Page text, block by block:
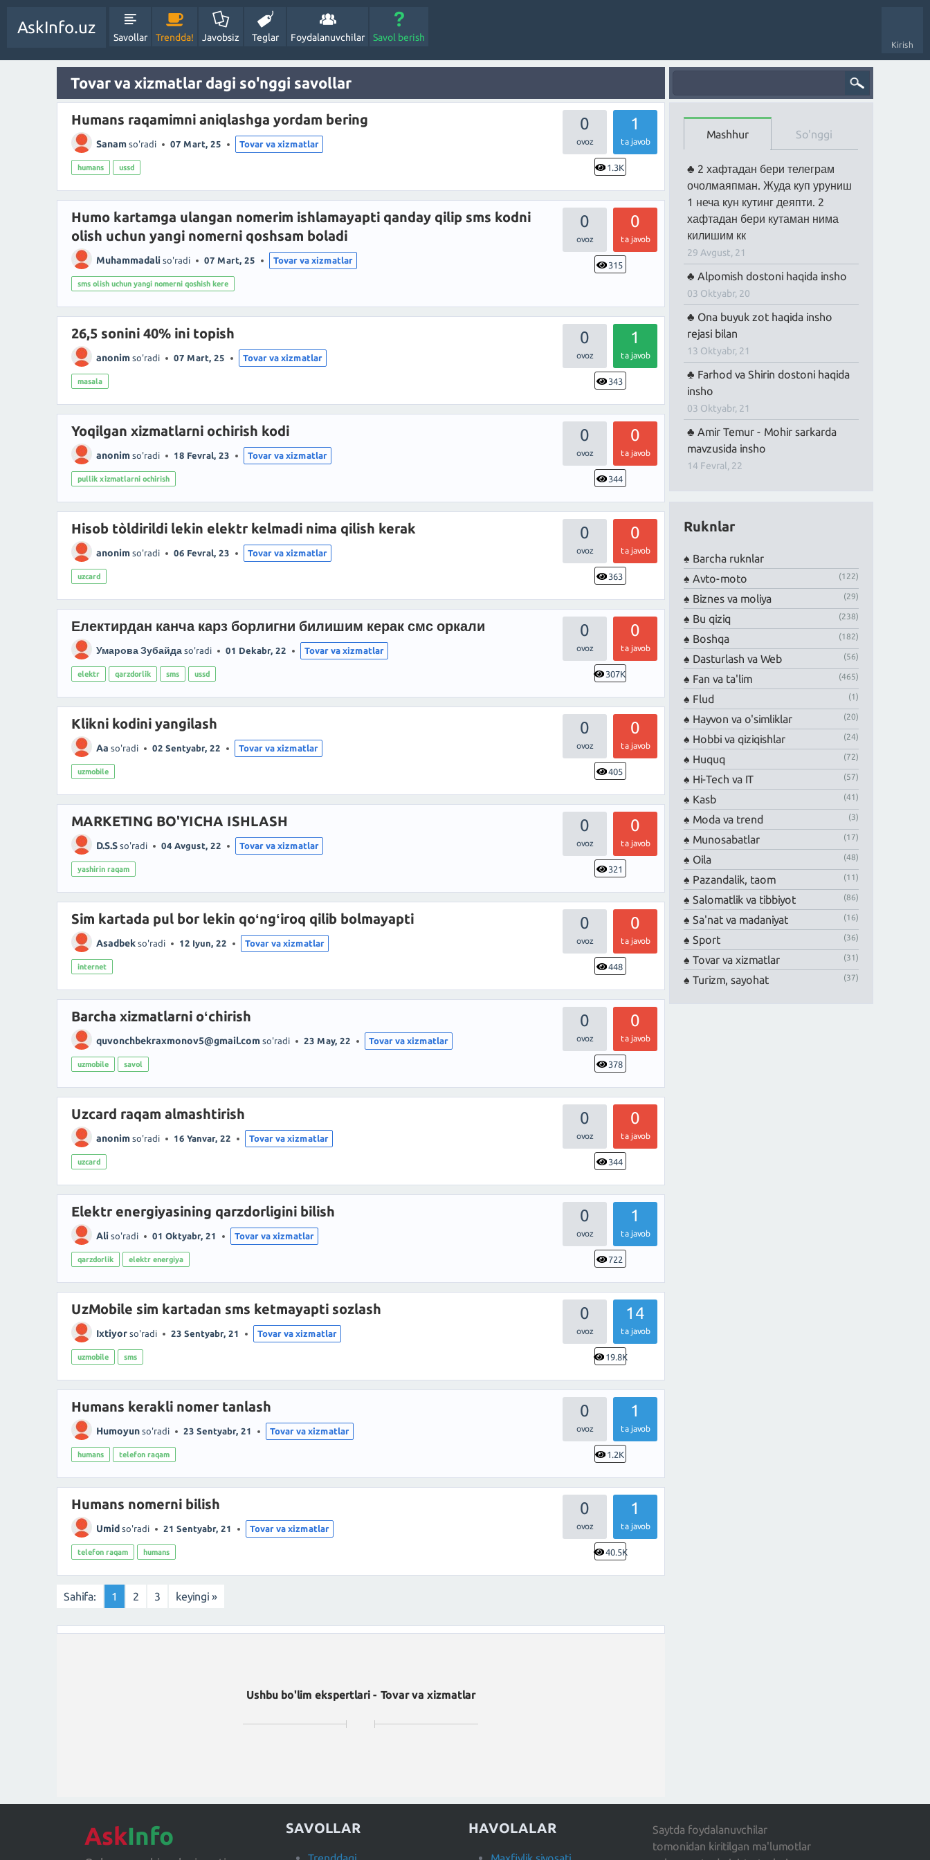
Kirish
AskInfo.uz
Savollar Trendda! Javobsiz Teglar Foydalanuvchilar Savol berish
Tovar va xizmatlar dagi so'nggi savollar
0 1
ta javob
1.3K
Humans raqamimni aniqlashga yordam bering
Sanam so'radi 07 Mart, 25 Tovar va xizmatlar
humans ussd
0 0
ta javob
315
Humo kartamga ulangan nomerim ishlamayapti qanday qilip sms kodni
olish uchun yangi nomerni qoshsam boladi
Muhammadali so'radi 07 Mart, 25 Tovar va xizmatlar
sms olish uchun yangi nomerni qoshish kere
0 1
ta javob
343
26,5 sonini 40% ini topish
anonim so'radi 07 Mart, 25 Tovar va xizmatlar
masala
0 0
ta javob
344
Yoqilgan xizmatlarni ochirish kodi
anonim so'radi 18 Fevral, 23 Tovar va xizmatlar
pullik xizmatlarni ochirish
0 0
ta javob
363
Hisob tòldirildi lekin elektr kelmadi nima qilish kerak
anonim so'radi 06 Fevral, 23 Tovar va xizmatlar
uzcard
0 0
ta javob
307K
Електирдан канча карз борлигни билишим керак смс оркали
Умарова Зубайда so'radi 01 Dekabr, 22 Tovar va xizmatlar
elektr qarzdorlik sms ussd
0 0
ta javob
405
Klikni kodini yangilash
Aa so'radi 02 Sentyabr, 22 Tovar va xizmatlar
uzmobile
0 0
ta javob
321
MARKETING BO'YICHA ISHLASH
D.S.S so'radi 04 Avgust, 22 Tovar va xizmatlar
yashirin raqam
0 0
ta javob
448
Sim kartada pul bor lekin qoʻngʻiroq qilib bolmayapti
Asadbek so'radi 12 Iyun, 22 Tovar va xizmatlar
internet
0 0
ta javob
378
Barcha xizmatlarni oʻchirish
quvonchbekraxmonov5@gmail.com so'radi 23 May, 22 Tovar va xizmatlar
uzmobile savol
0 0
ta javob
344
Uzcard raqam almashtirish
anonim so'radi 16 Yanvar, 22 Tovar va xizmatlar
uzcard
0 1
ta javob
722
Elektr energiyasining qarzdorligini bilish
Ali so'radi 01 Oktyabr, 21 Tovar va xizmatlar
qarzdorlik elektr energiya
0 14
ta javob
19.8K
UzMobile sim kartadan sms ketmayapti sozlash
Ixtiyor so'radi 23 Sentyabr, 21 Tovar va xizmatlar
uzmobile sms
0 1
ta javob
1.2K
Humans kerakli nomer tanlash
Humoyun so'radi 23 Sentyabr, 21 Tovar va xizmatlar
humans telefon raqam
0 1
ta javob
40.5K
Humans nomerni bilish
Umid so'radi 21 Sentyabr, 21 Tovar va xizmatlar
telefon raqam humans
Sahifa: 1 2 3 keyingi »
Ushbu bo'lim ekspertlari - Tovar va xizmatlar
Mashhur So'nggi
2 хафтадан бери телеграм
очолмаяпман. Жуда куп уруниш
1 неча кун кутинг деяпти. 2
хафтадан бери кутаман нима
килишим кк
29 Avgust, 21
Alpomish dostoni haqida insho
03 Oktyabr, 20
Ona buyuk zot haqida insho
rejasi bilan
13 Oktyabr, 21
Farhod va Shirin dostoni haqida
insho
03 Oktyabr, 21
Amir Temur - Mohir sarkarda
mavzusida insho
14 Fevral, 22
Ruknlar
Barcha ruknlar
Avto-moto
(122)
Biznes va moliya (29)
Bu qiziq (238)
Boshqa (182)
Dasturlash va Web (56)
Fan va ta'lim (465)
Flud (1)
Hayvon va o'simliklar (20)
Hobbi va qiziqishlar (24)
Huquq (72)
Hi-Tech va IT (57)
Kasb (41)
Moda va trend (3)
Munosabatlar (17)
Oila (48)
Pazandalik, taom (11)
Salomatlik va tibbiyot (86)
Sa'nat va madaniyat (16)
Sport (36)
Tovar va xizmatlar (31)
Turizm, sayohat (37)
AskInfo SAVOLLAR HAVOLALAR
Saytda foydalanuvchilar
tomonidan kiritilgan ma'lumotlar